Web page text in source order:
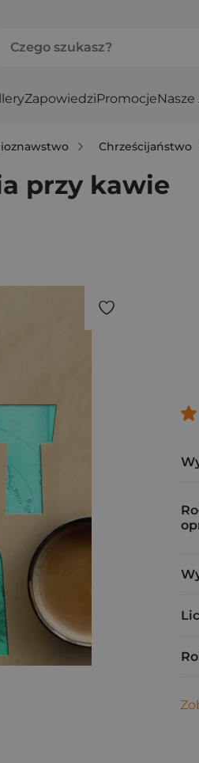
ZapowiedziPromocjeNasze
Chrześcijaństwo
przy kawie